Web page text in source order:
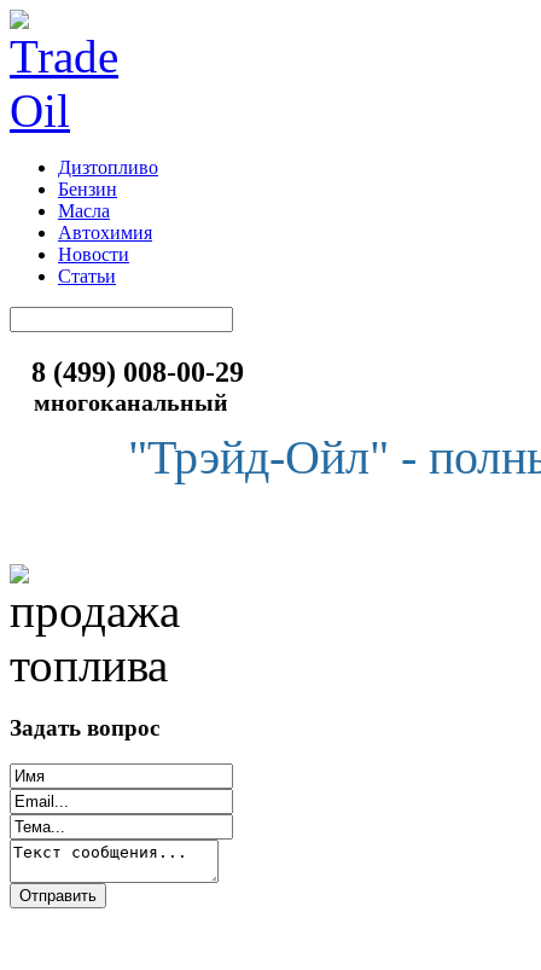
Дизтопливо
Бензин
Масла
Автохимия
Новости
Статьи
8 (499) 008-00-29
многоканальный
"Трэйд-Ойл" -
Задать вопрос